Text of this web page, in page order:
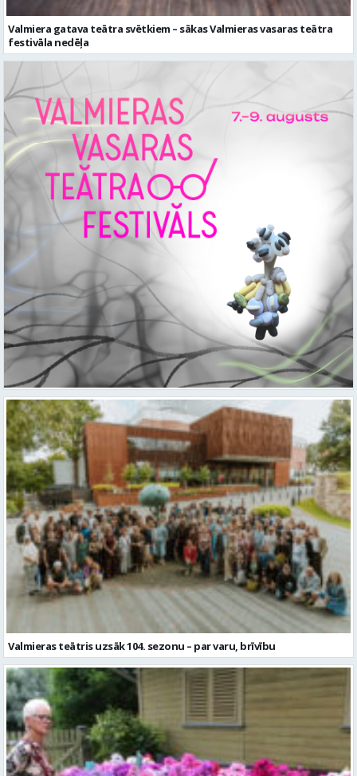
Valmiera gatava teātra svētkiem – sākas Valmieras vasaras teātra
festivāla nedēļa
Valmieras teātris uzsāk 104. sezonu – par varu, brīvību